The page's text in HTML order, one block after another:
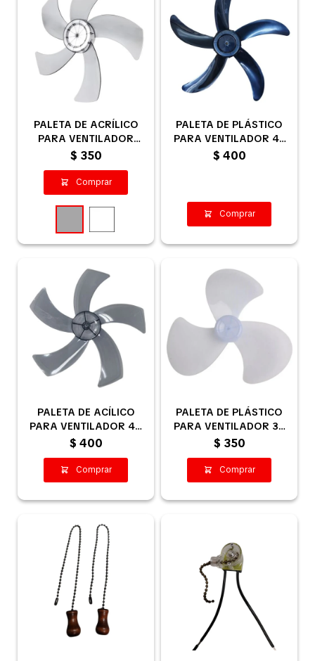
PALETA DE ACRÍLICO
PARA VENTILADOR
37/38 CM - GRIS
$ 350
PALETA DE PLÁSTICO
PARA VENTILADOR 43
CM
$ 400
PALETA DE ACÍLICO
PARA VENTILADOR 44
CM
$ 400
PALETA DE PLÁSTICO
PARA VENTILADOR 34
CM
$ 350
Limpieza vehícular
Contacto